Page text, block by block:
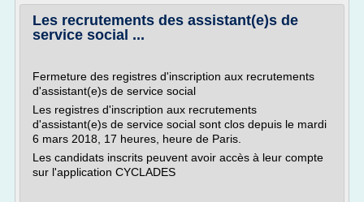
Les recrutements des assistant(e)s de
service social ...
Fermeture des registres d'inscription aux recrutements
d'assistant(e)s de service social
Les registres d'inscription aux recrutements
d'assistant(e)s de service social sont clos depuis le mardi
6 mars 2018, 17 heures, heure de Paris.
Les candidats inscrits peuvent avoir accès à leur compte
sur l'application CYCLADES